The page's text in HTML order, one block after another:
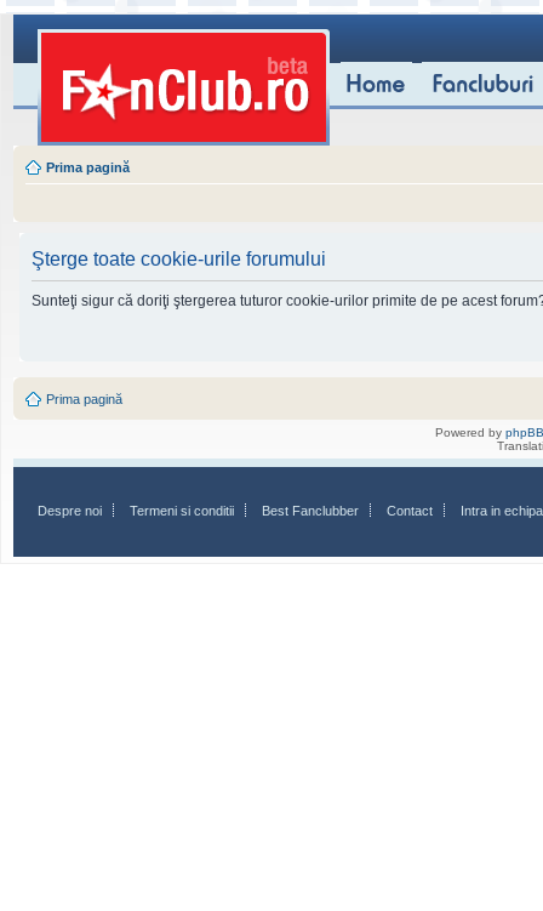
Prima pagină
Şterge toate cookie-urile forumului
Sunteţi sigur că doriţi ştergerea tuturor cookie-urilor primite de pe acest
Prima pagină
Powered by phpBB
Despre noi Termeni si conditii Best Fanclubber Contact Intra in